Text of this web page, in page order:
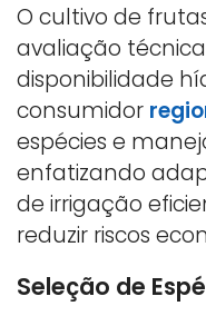
O cultivo de
avaliação
disponibilidade
consumidor
espécies e
enfatizando
de irrigação
reduzir riscos
Seleção de